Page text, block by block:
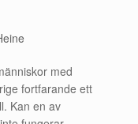
med
fortfarande ett
Kan en av